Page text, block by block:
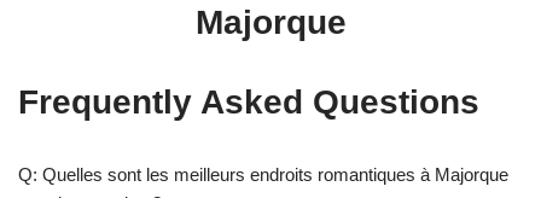
Frequently Asked Questions
Q: Quelles sont les meilleurs endroits romantiques à Majorque